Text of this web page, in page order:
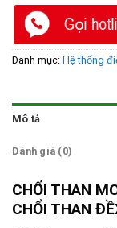
Danh mục: Hệ thống
Mô tả
Đánh giá (0)
CHỔI THAN
CHỔI THAN